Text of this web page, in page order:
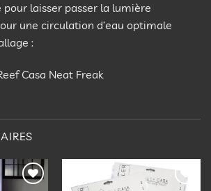
laisser passer la lumière
une circulation d’eau optimale
:
Casa Neat Freak